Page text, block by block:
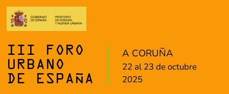
III FORO
URBANO
DE ESPAÑA
A CORUÑA
22 al 23 de octubre
2025